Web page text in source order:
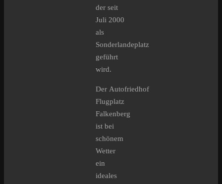
der seit
Juli 2000
als
Sonderlandeplatz
geführt
wird.
Der Autofriedhof
Flugplatz
Falkenberg
ist bei
schönem
Wetter
ein
ideales